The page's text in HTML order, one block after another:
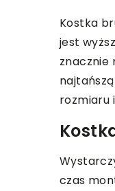
Kostka
jest
znacznie
rozmiaru
czas